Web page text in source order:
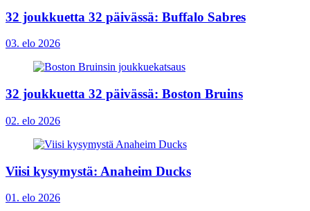
32 joukkuetta 32 päivässä: Buffalo Sabres
03. elo 2026
32 joukkuetta 32 päivässä: Boston Bruins
02. elo 2026
Viisi kysymystä: Anaheim Ducks
01. elo 2026